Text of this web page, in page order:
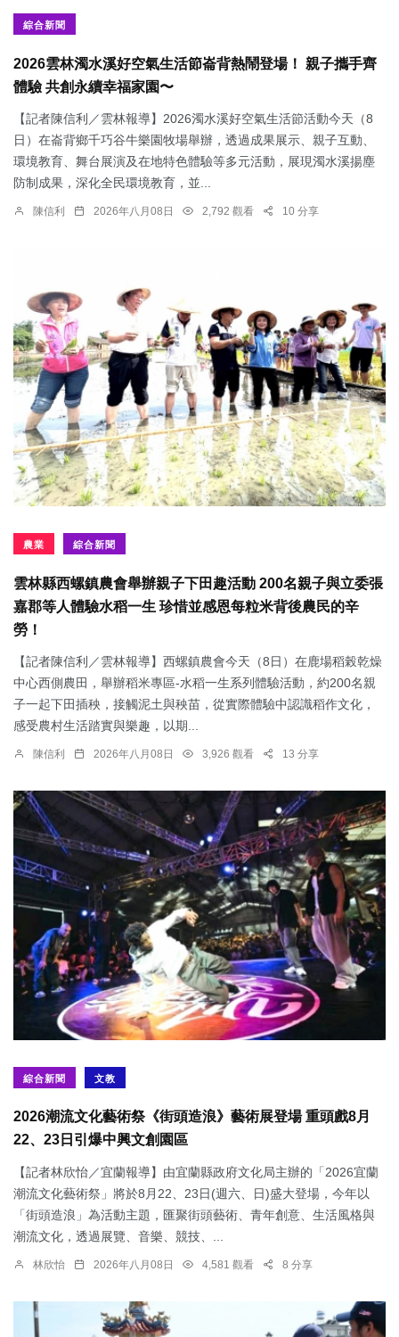
綜合新聞
2026雲林濁水溪好空氣生活節崙背熱鬧登場！ 親子攜手齊
體驗 共創永續幸福家園〜
【記者陳信利／雲林報導】2026濁水溪好空氣生活節活動今天（8
日）在崙背鄉千巧谷牛樂園牧場舉辦，透過成果展示、親子互動、
環境教育、舞台展演及在地特色體驗等多元活動，展現濁水溪揚塵
防制成果，深化全民環境教育，並...
陳信利 2026年八月08日 2,792 觀看 10 分享
農業 綜合新聞
雲林縣西螺鎮農會舉辦親子下田趣活動 200名親子與立委張
嘉郡等人體驗水稻一生 珍惜並感恩每粒米背後農民的辛
勞！
【記者陳信利／雲林報導】西螺鎮農會今天（8日）在鹿場稻榖乾燥
中心西側農田，舉辦稻米專區-水稻一生系列體驗活動，約200名親
子一起下田插秧，接觸泥土與秧苗，從實際體驗中認識稻作文化，
感受農村生活踏實與樂趣，以期...
陳信利 2026年八月08日 3,926 觀看 13 分享
綜合新聞 文教
2026潮流文化藝術祭《街頭造浪》藝術展登場 重頭戲8月
22、23日引爆中興文創園區
【記者林欣怡／宜蘭報導】由宜蘭縣政府文化局主辦的「2026宜蘭
潮流文化藝術祭」將於8月22、23日(週六、日)盛大登場，今年以
「街頭造浪」為活動主題，匯聚街頭藝術、青年創意、生活風格與
潮流文化，透過展覽、音樂、競技、...
林欣怡 2026年八月08日 4,581 觀看 8 分享